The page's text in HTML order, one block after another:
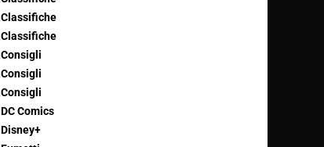
Classifiche
Classifiche
Consigli
Consigli
Consigli
DC Comics
Disney+